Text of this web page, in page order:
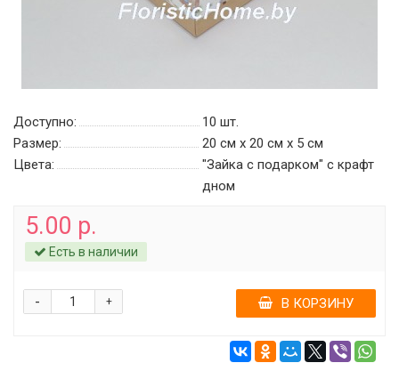
Доступно: 10 шт.
Размер:
20 см х 20 см х 5 см
Цвета:
"Зайка с подарком" c крафт
дном
5.00 р.
Есть в наличии
+
- В КОРЗИНУ